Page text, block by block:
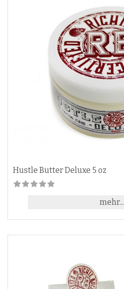
Hustle Butter Deluxe 5 oz
mehr...